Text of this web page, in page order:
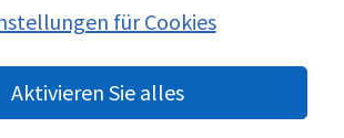
für Cookies
Aktivieren Sie alles